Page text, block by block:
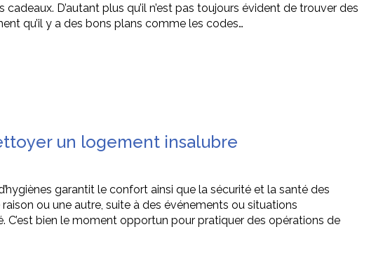
D’autant plus qu’il n’est pas toujours évident de trouver des
qu’il y a des bons plans comme les codes…
un logement insalubre
garantit le confort ainsi que la sécurité et la santé des
ou une autre, suite à des événements ou situations
bien le moment opportun pour pratiquer des opérations de